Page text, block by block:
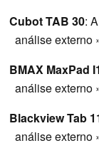
Cubot TAB 30:
análise externo
BMAX MaxPad
análise externo
Blackview Tab
análise externo